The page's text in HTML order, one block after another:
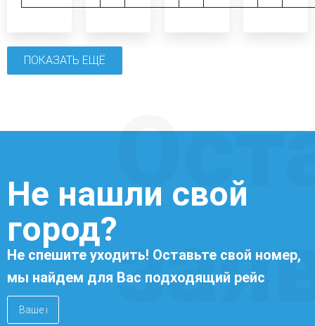
ПОКАЗАТЬ ЕЩЁ
Не нашли свой
город?
Не спешите уходить! Оставьте свой номер,
мы найдем для Вас подходящий рейс